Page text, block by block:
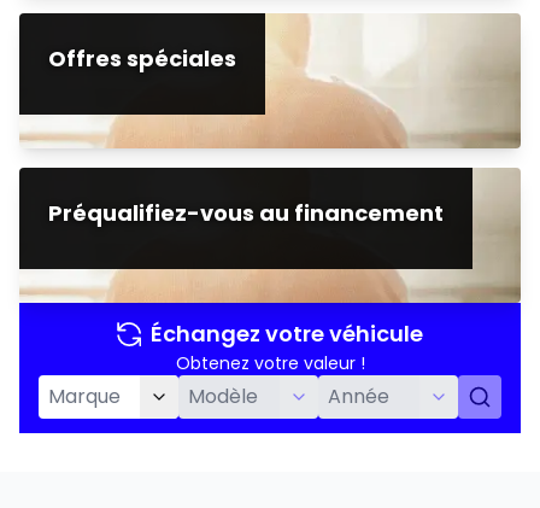
Offres spéciales
Préqualifiez-vous au financement
Échangez votre véhicule
Obtenez votre valeur !